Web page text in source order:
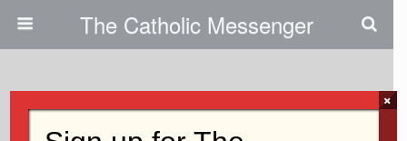
The Catholic Messenger
Transmitiendo La Fe Como
×